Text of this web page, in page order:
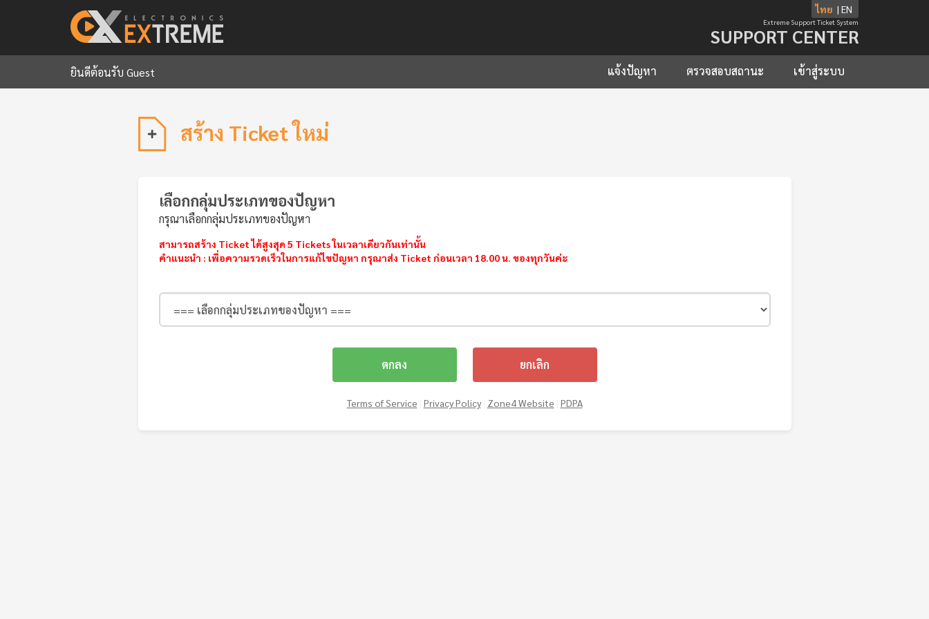
ไทย | EN
Extreme Support Ticket System
SUPPORT CENTER
ยินดีต้อนรับ Guest แจ้งปัญหา ตรวจสอบสถานะ เข้าสู่ระบบ
สร้าง Ticket ใหม่
เลือกกลุ่มประเภทของปัญหา
กรุณาเลือกกลุ่มประเภทของปัญหา
สามารถสร้าง Ticket ได้สูงสุด 5 Tickets ในเวลาเดียวกันเท่านั้น
คำแนะนำ : เพื่อความรวดเร็วในการแก้ไขปัญหา กรุณาส่ง Ticket ก่อนเวลา 18.00 น. ของทุกวันค่ะ
ตกลง ยกเลิก
Terms of Service Privacy Policy| Zone4 Website PDPA